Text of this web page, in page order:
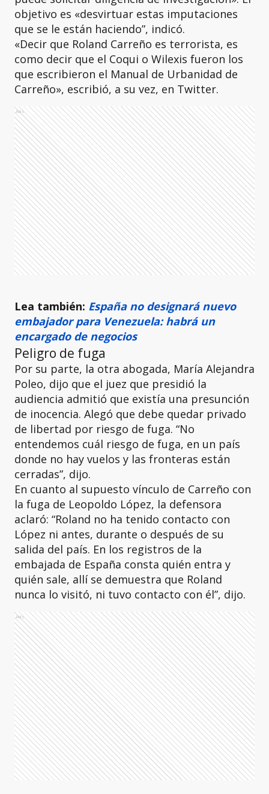
objetivo es «desvirtuar estas imputaciones
que se le están haciendo”, indicó.
«Decir que Roland Carreño es terrorista, es
como decir que el Coqui o Wilexis fueron los
que escribieron el Manual de Urbanidad de
Carreño», escribió, a su vez, en Twitter.
Ads
Lea también: España no designará nuevo
embajador para Venezuela: habrá un
encargado de negocios
Peligro de fuga
Por su parte, la otra abogada, María Alejandra
Poleo, dijo que el juez que presidió la
audiencia admitió que existía una presunción
de inocencia. Alegó que debe quedar privado
de libertad por riesgo de fuga. “No
entendemos cuál riesgo de fuga, en un país
donde no hay vuelos y las fronteras están
cerradas”, dijo.
En cuanto al supuesto vínculo de Carreño con
la fuga de Leopoldo López, la defensora
aclaró: “Roland no ha tenido contacto con
López ni antes, durante o después de su
salida del país. En los registros de la
embajada de España consta quién entra y
quién sale, allí se demuestra que Roland
nunca lo visitó, ni tuvo contacto con él”, dijo.
Ads